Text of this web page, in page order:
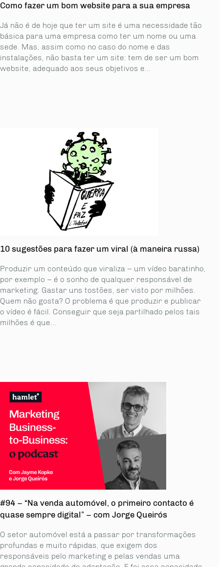
Como fazer um bom website para a sua empresa
Já não é de hoje que ter um site é uma necessidade tão
básica para uma empresa como ter um nome ou uma
sede. Mas, assim como no caso do nome e das
instalações, não basta ter um site: tem de ser um bom
website, adequado aos seus objetivos e...
10 sugestões para fazer um viral (à maneira russa)
Produzir um conteúdo que viraliza – um vídeo baratinho,
por exemplo – é o sonho de qualquer responsável de
marketing. Gastar uns tostões, ser visto por milhões.
Quem não gosta? O problema é que produzir e publicar
o vídeo é fácil. Conseguir que seja partilhado pelos tais
milhões é que...
#94 – “Na venda automóvel, o primeiro contacto é
quase sempre digital” – com Jorge Queirós
O setor automóvel está a passar por transformações
profundas e muito rápidas, que exigem dos
responsáveis pelo marketing e pelas vendas uma